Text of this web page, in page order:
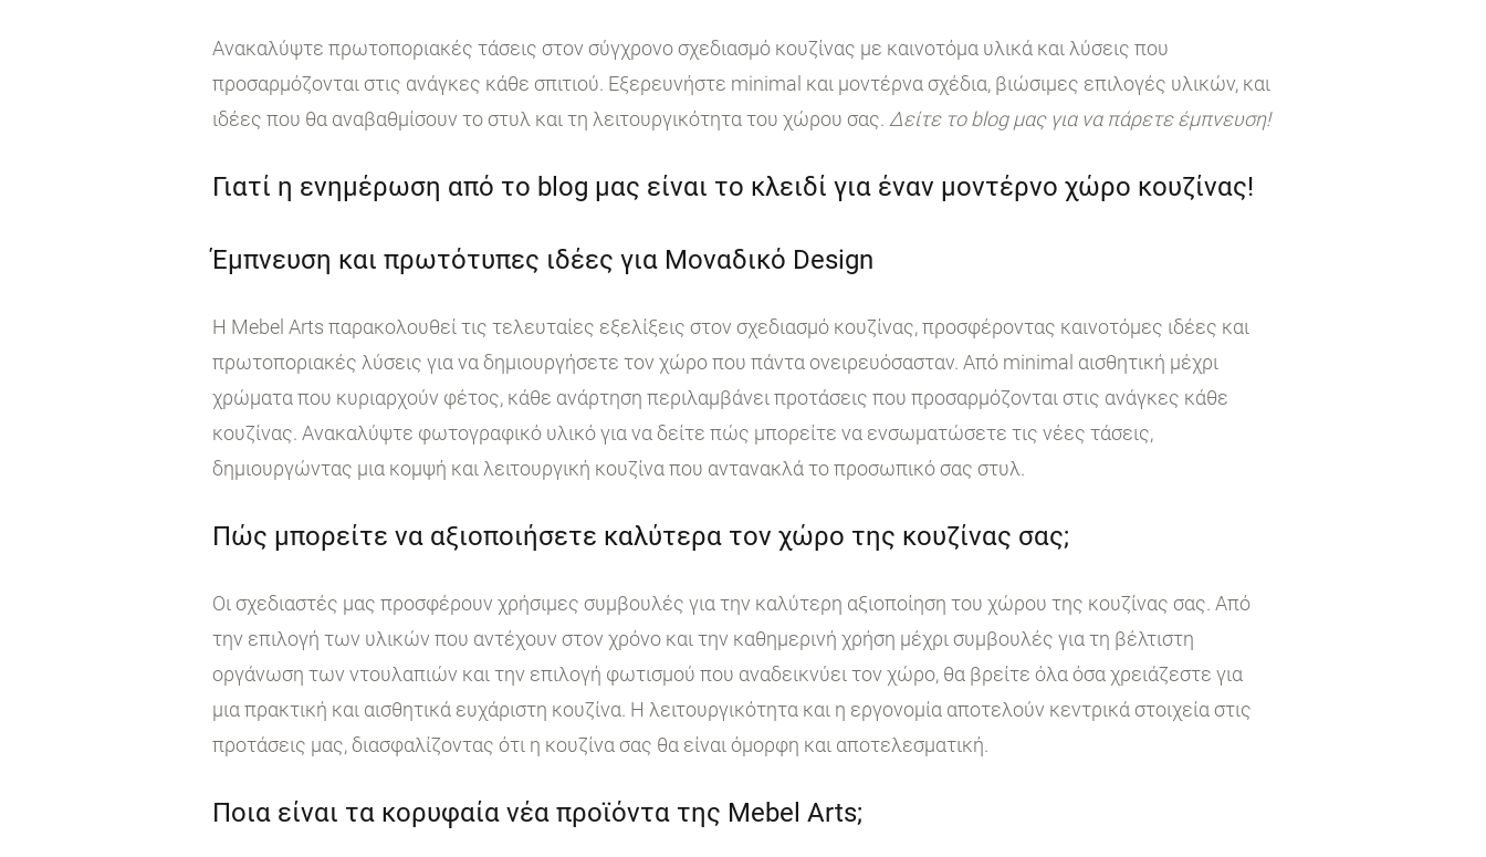
Ανακαλύψτε πρωτοποριακές τάσεις στον σύγχρονο σχεδιασμό κουζίνας με καινοτόμα υλικά και λύσεις που
προσαρμόζονται στις ανάγκες κάθε σπιτιού. Εξερευνήστε minimal και μοντέρνα σχέδια, βιώσιμες επιλογές υλικών, και
ιδέες που θα αναβαθμίσουν το στυλ και τη λειτουργικότητα του χώρου σας. Δείτε το blog μας για να πάρετε έμπνευση!
Γιατί η ενημέρωση από το blog μας είναι το κλειδί για έναν μοντέρνο χώρο κουζίνας!
Έμπνευση και πρωτότυπες ιδέες για Μοναδικό Design
Η Mebel Arts παρακολουθεί τις τελευταίες εξελίξεις στον σχεδιασμό κουζίνας, προσφέροντας καινοτόμες ιδέες και
πρωτοποριακές λύσεις για να δημιουργήσετε τον χώρο που πάντα ονειρευόσασταν. Από minimal αισθητική μέχρι
χρώματα που κυριαρχούν φέτος, κάθε ανάρτηση περιλαμβάνει προτάσεις που προσαρμόζονται στις ανάγκες κάθε
κουζίνας. Ανακαλύψτε φωτογραφικό υλικό για να δείτε πώς μπορείτε να ενσωματώσετε τις νέες τάσεις,
δημιουργώντας μια κομψή και λειτουργική κουζίνα που αντανακλά το προσωπικό σας στυλ.
Πώς μπορείτε να αξιοποιήσετε καλύτερα τον χώρο της κουζίνας σας;
Οι σχεδιαστές μας προσφέρουν χρήσιμες συμβουλές για την καλύτερη αξιοποίηση του χώρου της κουζίνας σας. Από
την επιλογή των υλικών που αντέχουν στον χρόνο και την καθημερινή χρήση μέχρι συμβουλές για τη βέλτιστη
οργάνωση των ντουλαπιών και την επιλογή φωτισμού που αναδεικνύει τον χώρο, θα βρείτε όλα όσα χρειάζεστε για
μια πρακτική και αισθητικά ευχάριστη κουζίνα. Η λειτουργικότητα και η εργονομία αποτελούν κεντρικά στοιχεία στις
προτάσεις μας, διασφαλίζοντας ότι η κουζίνα σας θα είναι όμορφη και αποτελεσματική.
Ποια είναι τα κορυφαία νέα προϊόντα της Mebel Arts;